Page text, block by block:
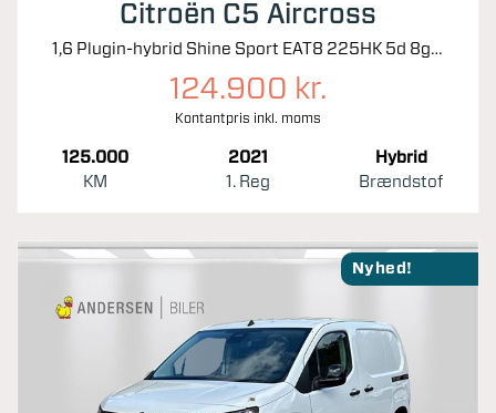
Citroën C5 Aircross
1,6 Plugin-hybrid Shine Sport EAT8 225HK 5d 8g Aut.
124.900 kr.
Kontantpris inkl. moms
125.000
KM
2021
1. Reg
Hybrid
Brændstof
Nyhed!